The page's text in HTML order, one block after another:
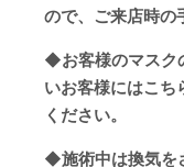
ので、ご来店時の
◆お客様のマス
いお客様にはこち
ください。
◆施術中は換気を